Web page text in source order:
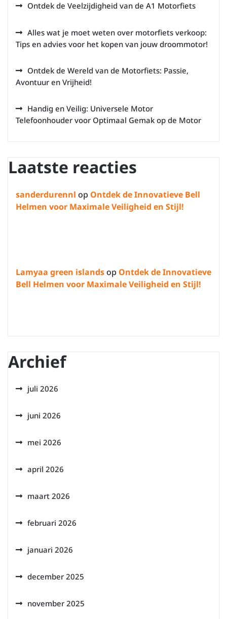
Ontdek de Veelzijdigheid van de A1 Motorfiets
Alles wat je moet weten over motorfiets verkoop:
Tips en advies voor het kopen van jouw droommotor!
Ontdek de Wereld van de Motorfiets: Passie,
Avontuur en Vrijheid!
Handig en Veilig: Universele Motor
Telefoonhouder voor Optimaal Gemak op de Motor
Laatste reacties
sanderdurennl op Ontdek de Innovatieve Bell
Helmen voor Maximale Veiligheid en Stijl!
Lamyaa green islandsop Ontdek de Innovatieve
Bell Helmen voor Maximale Veiligheid en Stijl!
Archief
juli 2026
juni 2026
mei 2026
april 2026
maart 2026
februari 2026
januari 2026
december 2025
november 2025